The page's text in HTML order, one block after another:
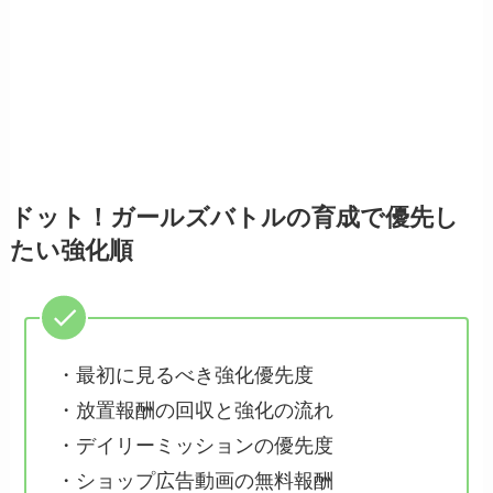
ドット！ガールズバトルの育成で優先し
たい強化順
・最初に見るべき強化優先度
・放置報酬の回収と強化の流れ
・デイリーミッションの優先度
・ショップ広告動画の無料報酬